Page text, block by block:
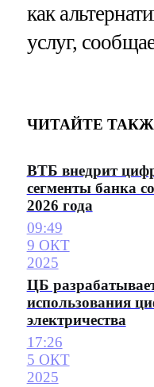
как
услуг,
ЧИТАЙТЕ
ВТБ внедрит
сегменты банка
2026 года
09:49
9 ОКТ
2025
ЦБ
использования
электричества
17:26
5 ОКТ
2025